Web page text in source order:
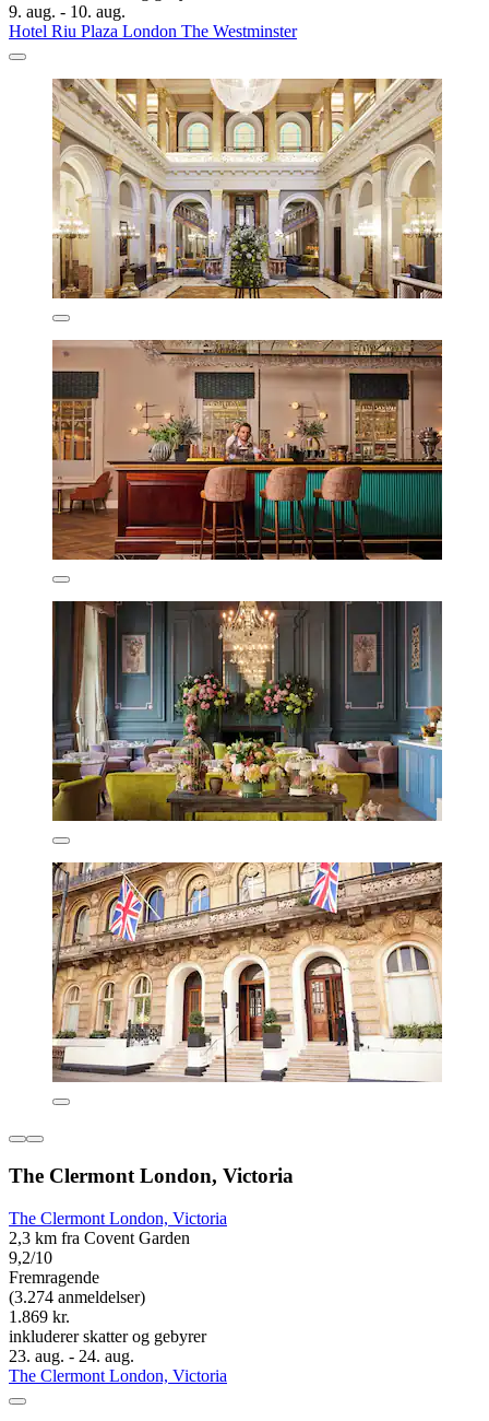
9. aug. - 10. aug.
Hotel Riu Plaza London The Westminster
The Clermont London, Victoria
The Clermont London, Victoria
2,3 km fra Covent Garden
9,2/10
Fremragende
(3.274 anmeldelser)
1.869 kr.
inkluderer skatter og gebyrer
23. aug. - 24. aug.
The Clermont London, Victoria